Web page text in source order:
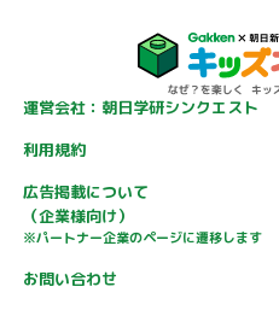
運営会社：朝日学研シンクエスト
利用規約
広告掲載について
（企業様向け）
※パートナー企業のページに遷移します
お問い合わせ